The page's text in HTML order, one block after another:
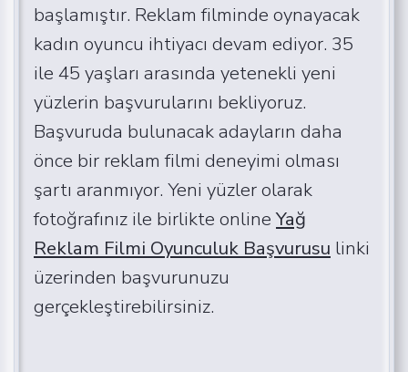
başlamıştır. Reklam filminde oynayacak
kadın oyuncu ihtiyacı devam ediyor. 35
ile 45 yaşları arasında yetenekli yeni
yüzlerin başvurularını bekliyoruz.
Başvuruda bulunacak adayların daha
önce bir reklam filmi deneyimi olması
şartı aranmıyor. Yeni yüzler olarak
fotoğrafınız ile birlikte onlineYağ
Reklam Filmi Oyunculuk Başvurusu linki
üzerinden başvurunuzu
gerçekleştirebilirsiniz.